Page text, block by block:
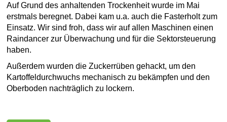
Auf Grund des anhaltenden Trockenheit wurde im Mai
erstmals beregnet. Dabei kam u.a. auch die Fasterholt zum
Einsatz. Wir sind froh, dass wir auf allen Maschinen einen
Raindancer zur Überwachung und für die Sektorsteuerung
haben.
Außerdem wurden die Zuckerrüben gehackt, um den
Kartoffeldurchwuchs mechanisch zu bekämpfen und den
Oberboden nachträglich zu lockern.